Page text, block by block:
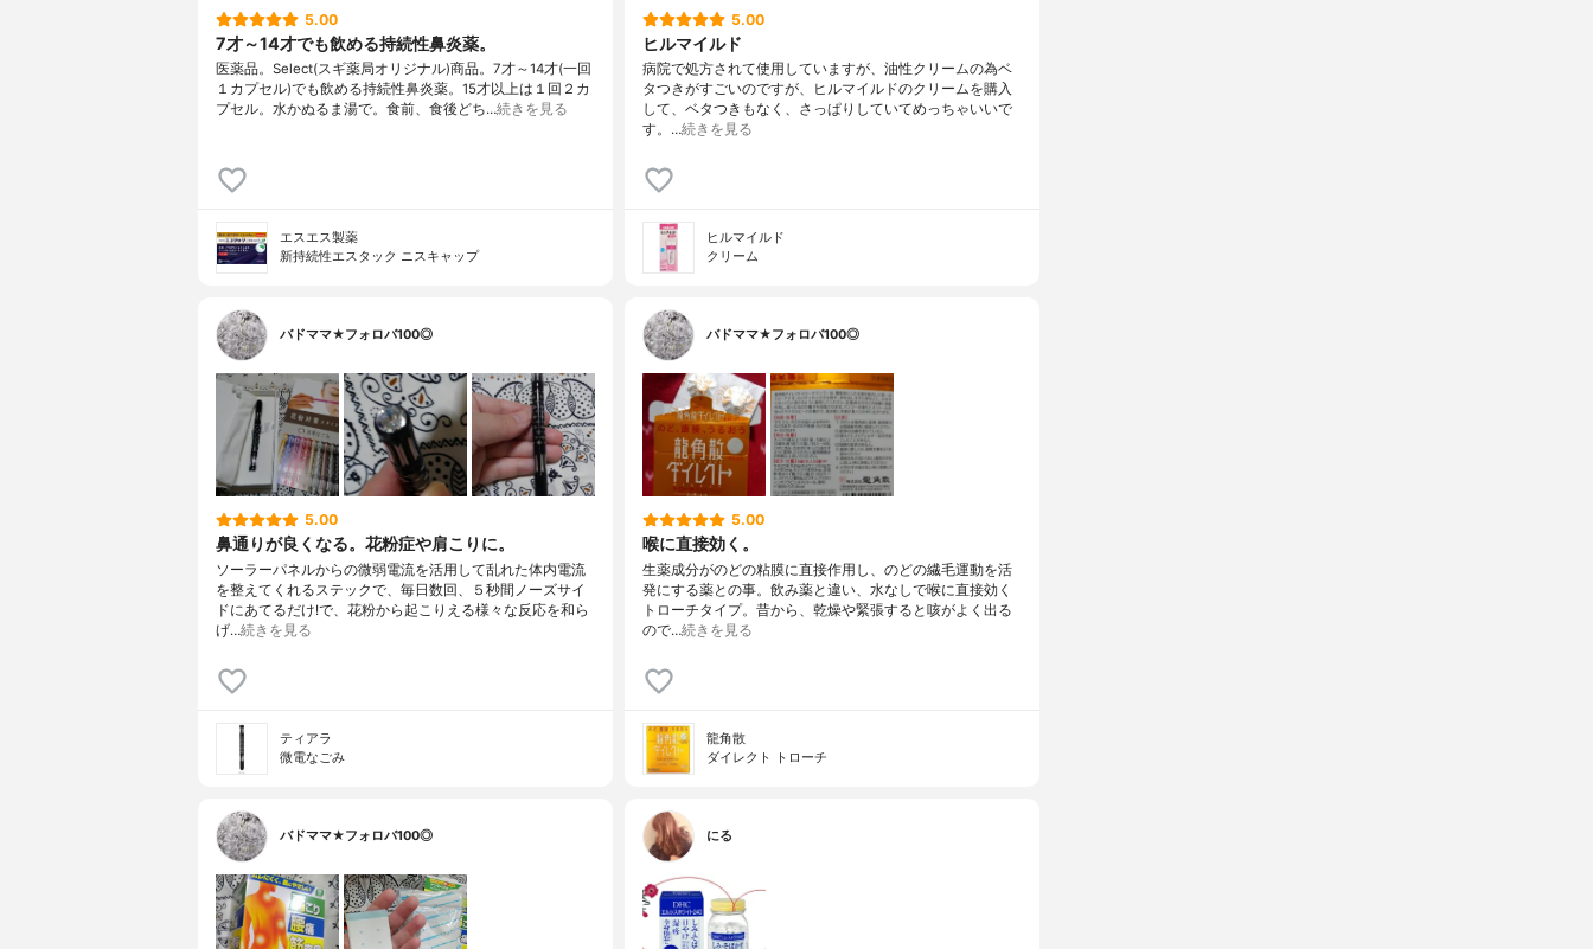
5.00
7才～14才でも飲める持続性鼻炎薬。
医薬品。Select(スギ薬局オリジナル)商品。7才～14才(一回
１カプセル)でも飲める持続性鼻炎薬。15才以上は１回２カ
プセル。水かぬるま湯で。食前、食後どち…続きを見る
エスエス製薬
新持続性エスタック ニスキャップ
5.00
ヒルマイルド
病院で処方されて使用していますが、油性クリームの為ベ
タつきがすごいのですが、ヒルマイルドのクリームを購入
して、ベタつきもなく、さっぱりしていてめっちゃいいで
す。…続きを見る
ヒルマイルド
クリーム
バドママ★フォロバ100◎
5.00
鼻通りが良くなる。花粉症や肩こりに。
ソーラーパネルからの微弱電流を活用して乱れた体内電流
を整えてくれるステックで、毎日数回、５秒間ノーズサイ
ドにあてるだけ!で、花粉から起こりえる様々な反応を和ら
げ…続きを見る
ティアラ
微電なごみ
バドママ★フォロバ100◎
5.00
喉に直接効く。
生薬成分がのどの粘膜に直接作用し、のどの繊毛運動を活
発にする薬との事。飲み薬と違い、水なしで喉に直接効く
トローチタイプ。昔から、乾燥や緊張すると咳がよく出る
ので…続きを見る
龍角散
ダイレクト トローチ
バドママ★フォロバ100◎ にる